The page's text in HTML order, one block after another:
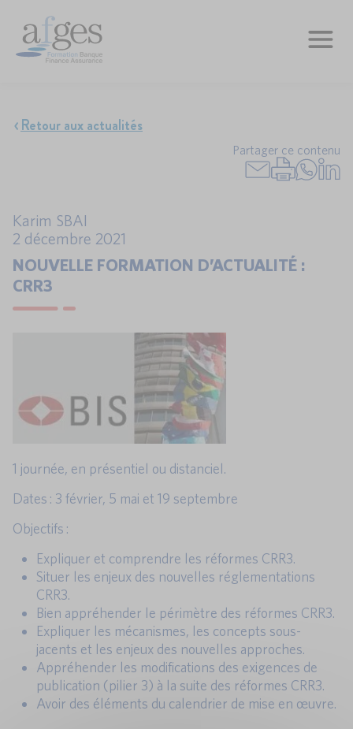
Retour aux actualités
Partager ce contenu
Karim SBAI
2 décembre 2021
NOUVELLE FORMATION D’ACTUALITÉ :
CRR3
1 journée, en présentiel ou distanciel.
Dates : 3 février, 5 mai et 19 septembre
Objectifs :
Expliquer et comprendre les réformes CRR3.
Situer les enjeux des nouvelles réglementations
CRR3.
Bien appréhender le périmètre des réformes CRR3.
Expliquer les mécanismes, les concepts sous-
jacents et les enjeux des nouvelles approches.
Appréhender les modifications des exigences de
publication (pilier 3) à la suite des réformes CRR3.
Avoir des éléments du calendrier de mise en œuvre.